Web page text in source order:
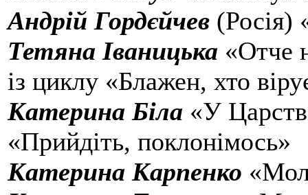
Андрій Гордєйчев (Росія)
Тетяна Іваницька «Отче
із циклу «Блажен, хто
Катерина Біла «У
«Прийдіть, поклонімось»
Катерина Карпенко